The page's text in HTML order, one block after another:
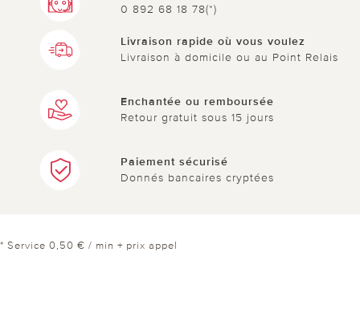
0 892 68 18 78(*)
Livraison rapide où vous voulez
Livraison à domicile ou au Point Relais
Enchantée ou remboursée
Retour gratuit sous 15 jours
Paiement sécurisé
Donnés bancaires cryptées
* Service 0,50 € / min + prix appel